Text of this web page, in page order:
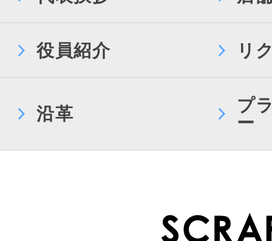
役員紹介 リ
沿革
プ
ー